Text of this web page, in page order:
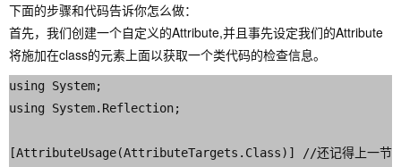
下面的步骤和代码告诉你怎么做：
首先，我们创建一个自定义的Attribute,并且事先设定我们的Attribute
将施加在class的元素上面以获取一个类代码的检查信息。
using System;
using System.Reflection;
[AttributeUsage(AttributeTargets.Class)] //还记得上一节的